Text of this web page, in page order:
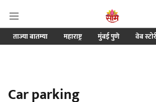
ताज्या बातम्या महाराष्ट्र मुंबई पुणे वेब
Car parking